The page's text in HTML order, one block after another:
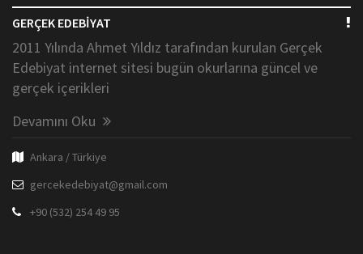
GERÇEK EDEBİYAT
2011 Yılında Ahmet Yıldız tarafından kurulan Gerçek
Edebiyat internet sitesi bugün okurlarına güncel ve
gerçek içerikleri
Devamını Oku
Ankara / Türkiye
gercekedebiyat@gmail.com
+90 (532) 254 49 95